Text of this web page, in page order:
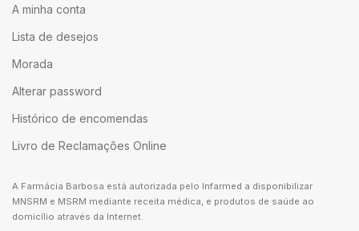
A minha conta
Lista de desejos
Morada
Alterar password
Histórico de encomendas
Livro de Reclamações Online
A Farmácia Barbosa está autorizada pelo Infarmed a disponibilizar
MNSRM e MSRM mediante receita médica, e produtos de saúde ao
domicílio através da Internet.